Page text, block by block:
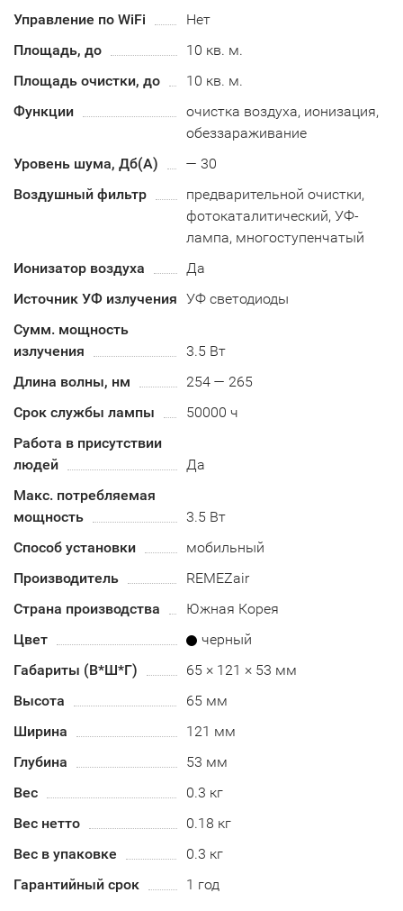
Управление по WiFi
Нет
Площадь, до
10 кв. м.
Площадь очистки, до
10 кв. м.
Функции
очистка воздуха, ионизация,
обеззараживание
Уровень шума, Дб(А)
— 30
Воздушный фильтр
предварительной очистки,
фотокаталитический, УФ-
лампа, многоступенчатый
Ионизатор воздуха
Да
Источник УФ излучения УФ светодиоды
Сумм. мощность
излучения
3.5 Вт
Длина волны, нм
254 — 265
Срок службы лампы
50000 ч
Работа в присутствии
людей
Да
Макс. потребляемая
мощность
3.5 Вт
Способ установки
мобильный
Производитель
REMEZair
Страна производства
Южная Корея
Цвет
черный
Габариты (В*Ш*Г)
65 × 121 × 53 мм
Высота
65 мм
Ширина
121 мм
Глубина
53 мм
Вес
0.3 кг
Вес нетто
0.18 кг
Вес в упаковке
0.3 кг
Гарантийный срок
1 год